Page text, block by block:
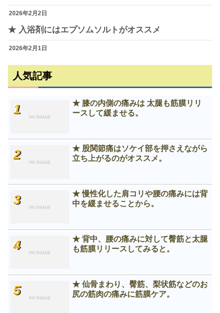
2026年2月2日
★ 入浴剤にはエプソムソルトがオススメ
2026年2月1日
人気記事
★ 膝の内側の痛みは 太腿も筋膜リリ
ースして緩ませる。
★ 股関節痛はソケイ部を押さえながら
立ち上がるのがオススメ。
★ 慢性化した肩コリや腰の痛みには背
中を緩ませることから。
★ 背中、腰の痛みに対して臀筋と太腿
も筋膜リリースしてみると。
★ 仙骨まわり、臀筋、梨状筋などのお
尻の筋肉の痛みに筋膜ケア。